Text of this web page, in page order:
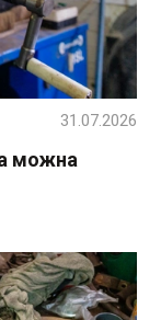
можна
31.07.2026